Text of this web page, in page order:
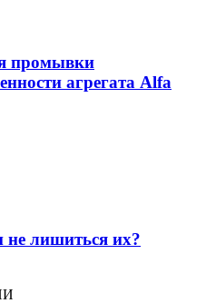
промывки
агрегата Alfa
не лишиться их?